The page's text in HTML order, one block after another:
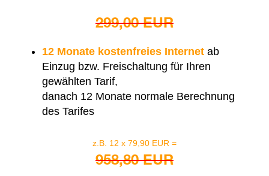
299,00 EUR
12 Monate kostenfreies Internet ab
Einzug bzw. Freischaltung für Ihren
gewählten Tarif,
danach 12 Monate normale Berechnung
des Tarifes
z.B. 12 x 79,90 EUR =
958,80 EUR